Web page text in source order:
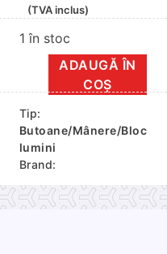
(TVA inclus)
1 în stoc
Cantitate
Butoane
Geamuri
Electrice
Benz
ADAUGĂ ÎN
COȘ
Tip:
Butoane/Mânere/Bloc
lumini
Brand: